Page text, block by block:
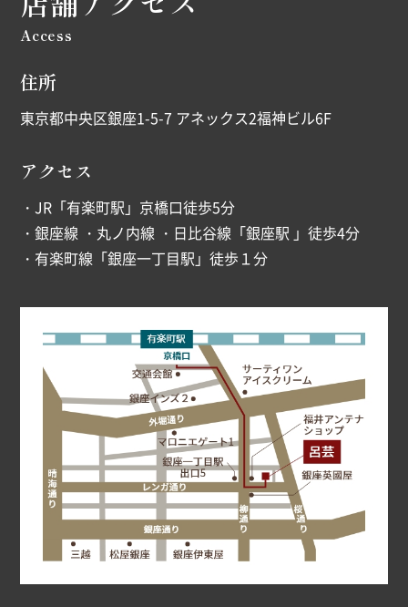
Access
住所
東京都中央区銀座1-5-7 アネックス2福神ビル6F
アクセス
・JR「有楽町駅」京橋口徒歩5分
・銀座線 ・丸ノ内線 ・日比谷線「銀座駅 」徒歩4分
・有楽町線「銀座一丁目駅」徒歩１分